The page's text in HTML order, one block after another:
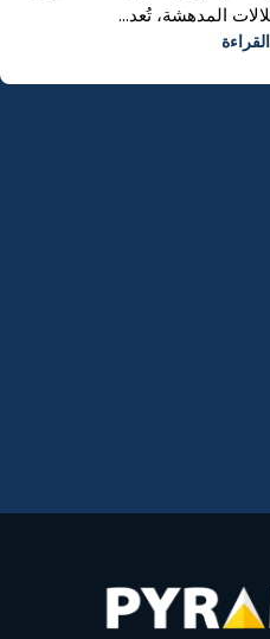
المدهشة، تُعد...